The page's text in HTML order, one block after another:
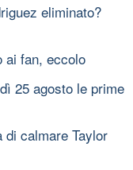
eliminato?
ai fan, eccolo
25 agosto le prime
calmare Taylor